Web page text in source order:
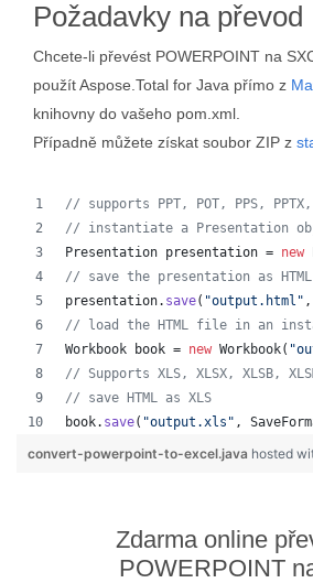
Požadavky na převod
Chcete-li převést POWERPOINT na
použít Aspose.Total for Java přímo z
knihovny do vašeho pom.xml.
Případně můžete získat soubor ZIP z
// supports PPT, POT, PPS,
// instantiate a Presentation
Presentation presentation = new
// save the presentation as HTML
presentation. save( "output.html" ,
// load the HTML file in an
Workbook
book = new Workbook(
// Supports XLS, XLSX, XLSB,
// save HTML as XLS
book. save( "output.xls" ,
convert-powerpoint-to-excel.java hosted
Zdarma online
POWERPOINT